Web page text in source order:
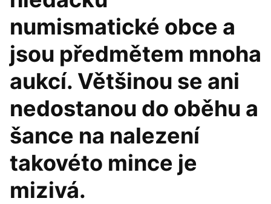
numismatické obce a
jsou předmětem mnoha
aukcí. Většinou se ani
nedostanou do oběhu a
šance na nalezení
takovéto mince je
mizivá.